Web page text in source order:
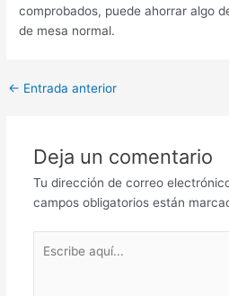
comprobados, puede ahorrar algo
de mesa normal.
← Entrada anterior
Deja un comentario
Tu dirección de correo
campos obligatorios están
aquí...